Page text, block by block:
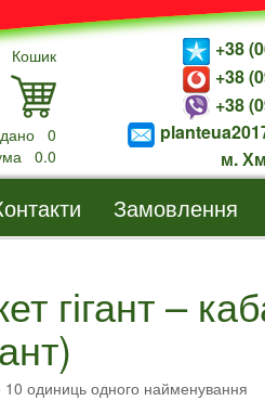
Кошик
0
0.0
+38
+38
+38
м.
Замовлення
гігант –
одиниць одного найменування